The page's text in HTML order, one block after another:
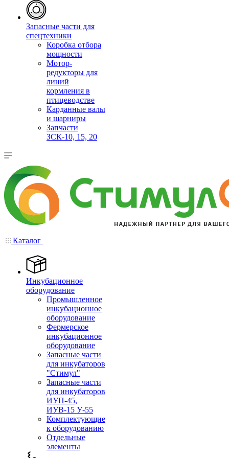
Запасные части для
спецтехники
Коробка отбора
мощности
Мотор-
редукторы для
линий
кормления в
птицеводстве
Карданные валы
и шарниры
Запчасти
ЗСК-10, 15, 20
Каталог
Инкубационное
оборудование
Промышленное
инкубационное
оборудование
Фермерское
инкубационное
оборудование
Запасные части
для инкубаторов
"Стимул"
Запасные части
для инкубаторов
ИУП-45,
ИУВ-15 У-55
Комплектующие
к оборудованию
Отдельные
элементы